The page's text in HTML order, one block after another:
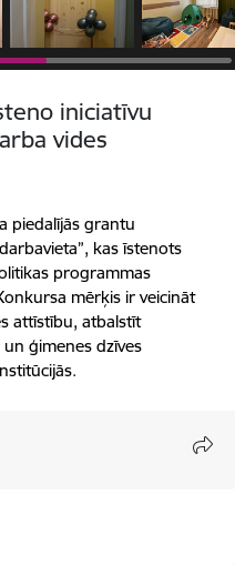
iniciatīvu
vides
piedalījās grantu
kas īstenots
programmas
mērķis ir veicināt
attīstību, atbalstīt
ģimenes dzīves